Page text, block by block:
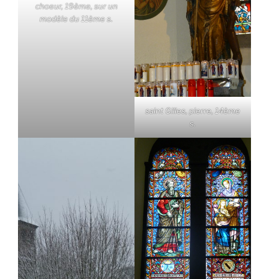
choeur, 19ème, sur un
modèle du 11ème s.
saint Gilles, pierre, 14ème
s.